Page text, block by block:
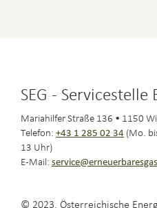
SEG - Servicestelle
Mariahilfer Straße 136 • 1150
Telefon: +43 1 285 02 34 (Mo.
13 Uhr)
E-Mail:
© 2023, Österreichische